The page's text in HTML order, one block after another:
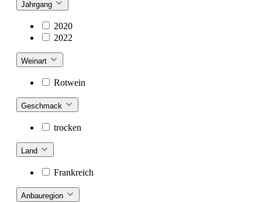
Jahrgang
2020
2022
Weinart
Rotwein
Geschmack
trocken
Land
Frankreich
Anbauregion